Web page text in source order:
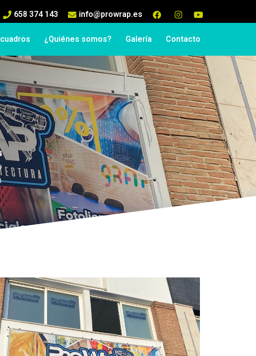
658 374 143 info@prowrap.es
¿Quiénes somos? Galería Contacto